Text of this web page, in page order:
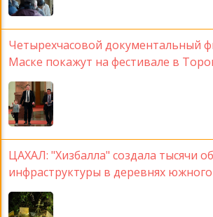
Четырехчасовой документальный
Маске покажут на фестивале в
ЦАХАЛ: "Хизбалла" создала тысячи
инфраструктуры в деревнях